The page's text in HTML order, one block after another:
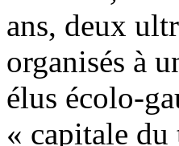
ans, deux
organisés à
élus écolo-
« capitale